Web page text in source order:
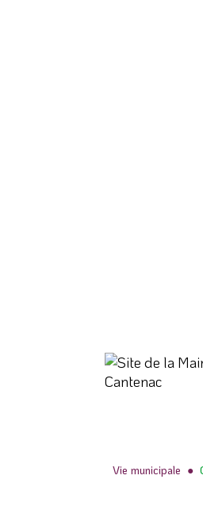
Vie municipale ●